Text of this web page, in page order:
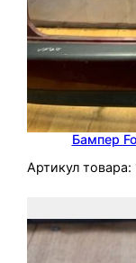
0
9
G
P
D
Бампер
Артикул товара: